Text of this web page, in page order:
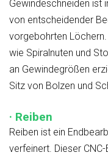
Gewindeschneiden ist
von entscheidender
vorgebohrten
wie Spiralnuten und
an Gewindegrößen
Sitz von Bolzen und
· Reiben
Reiben ist ein
verfeinert. Dieser